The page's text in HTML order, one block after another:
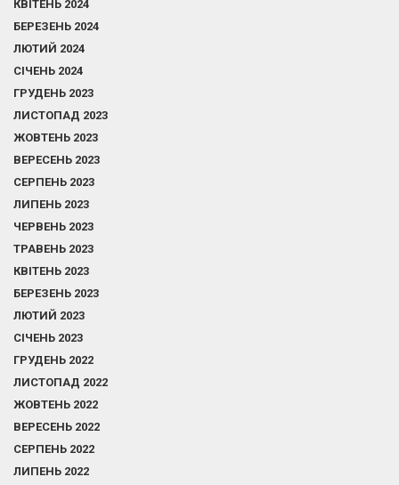
КВІТЕНЬ 2024
БЕРЕЗЕНЬ 2024
ЛЮТИЙ 2024
СІЧЕНЬ 2024
ГРУДЕНЬ 2023
ЛИСТОПАД 2023
ЖОВТЕНЬ 2023
ВЕРЕСЕНЬ 2023
СЕРПЕНЬ 2023
ЛИПЕНЬ 2023
ЧЕРВЕНЬ 2023
ТРАВЕНЬ 2023
КВІТЕНЬ 2023
БЕРЕЗЕНЬ 2023
ЛЮТИЙ 2023
СІЧЕНЬ 2023
ГРУДЕНЬ 2022
ЛИСТОПАД 2022
ЖОВТЕНЬ 2022
ВЕРЕСЕНЬ 2022
СЕРПЕНЬ 2022
ЛИПЕНЬ 2022